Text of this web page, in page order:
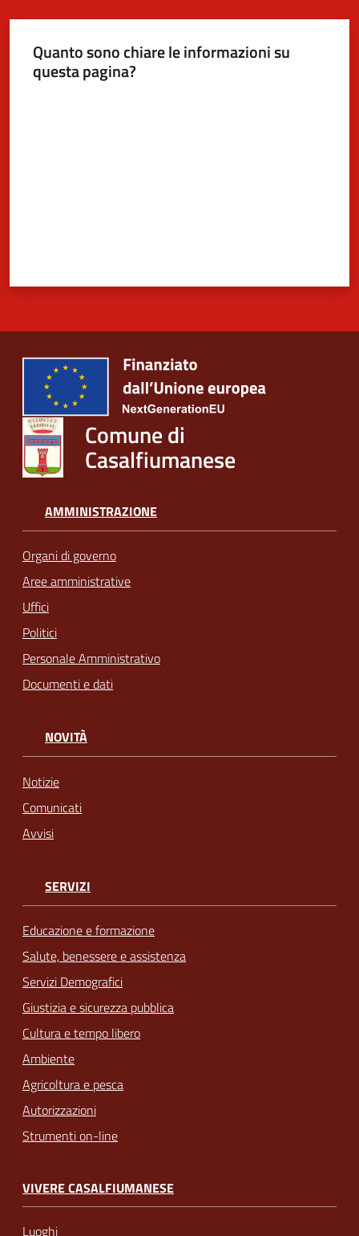
Quanto sono chiare le informazioni su
questa pagina?
Comune di
Casalfiumanese
AMMINISTRAZIONE
Organi di governo
Aree amministrative
Uffici
Politici
Personale Amministrativo
Documenti e dati
NOVITÀ
Notizie
Comunicati
Avvisi
SERVIZI
Educazione e formazione
Salute, benessere e assistenza
Servizi Demografici
Giustizia e sicurezza pubblica
Cultura e tempo libero
Ambiente
Agricoltura e pesca
Autorizzazioni
Strumenti on-line
VIVERE CASALFIUMANESE
Luoghi